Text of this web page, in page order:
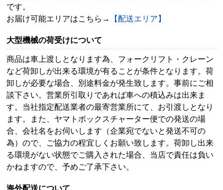
です。
お届け可能エリアはこちら→
【配送エリア】
大型機械の荷受けについて
商品は車上渡しとなります為、フォークリフト・クレーン
など荷卸しが出来る環境が有ることが条件となります。荷
卸しが必要な場合、別途料金が発生致します。事前にご相
談下さい。営業所引取りであれば車への積込みは出来ま
す。当社指定配送業者の最寄営業所にて、お引渡しとなり
ます。また、ヤマトボックスチャーター便での発送の場
合、会社名をお伺いします（企業宛でないと発送不可の
為）ので、ご協力の程宜しくお願い致します。荷卸し出来
る環境がない状態でご購入された場合、当店で責任は負い
かねますので、予めご了承下さい。
海外配送について